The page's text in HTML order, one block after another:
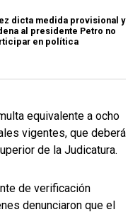
dicta medida provisional y
al presidente Petro no
en política
equivalente a ocho
vigentes, que deberá
de la Judicatura.
de verificación
denunciaron que el